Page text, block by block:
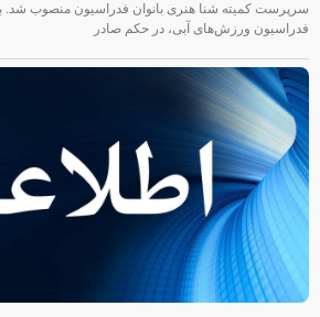
سرپرست کمیته شنا هنری بانوان فدراسیون منصوب شد.
فدراسیون ورزش‌های آبی، در حکم صادر